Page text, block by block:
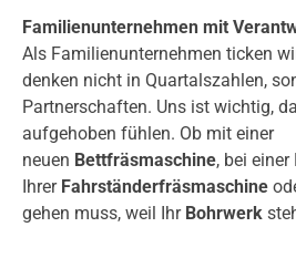
Familienunternehmen mit
Als Familienunternehmen ticken
denken nicht in Quartalszahlen,
Partnerschaften. Uns ist wichtig,
aufgehoben fühlen. Ob mit einer
neuen Bettfräsmaschine, bei einer
Ihrer Fahrständerfräsmaschine
gehen muss, weil Ihr Bohrwerk